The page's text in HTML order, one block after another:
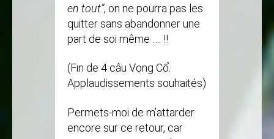
en tout”, on ne pourra pas les
quitter sans abandonner une
part de soi même …. !!
(Fin de 4 câu Vọng Cổ.
Applaudissements souhaités)
Permets-moi de m’attarder
encore sur ce retour, car